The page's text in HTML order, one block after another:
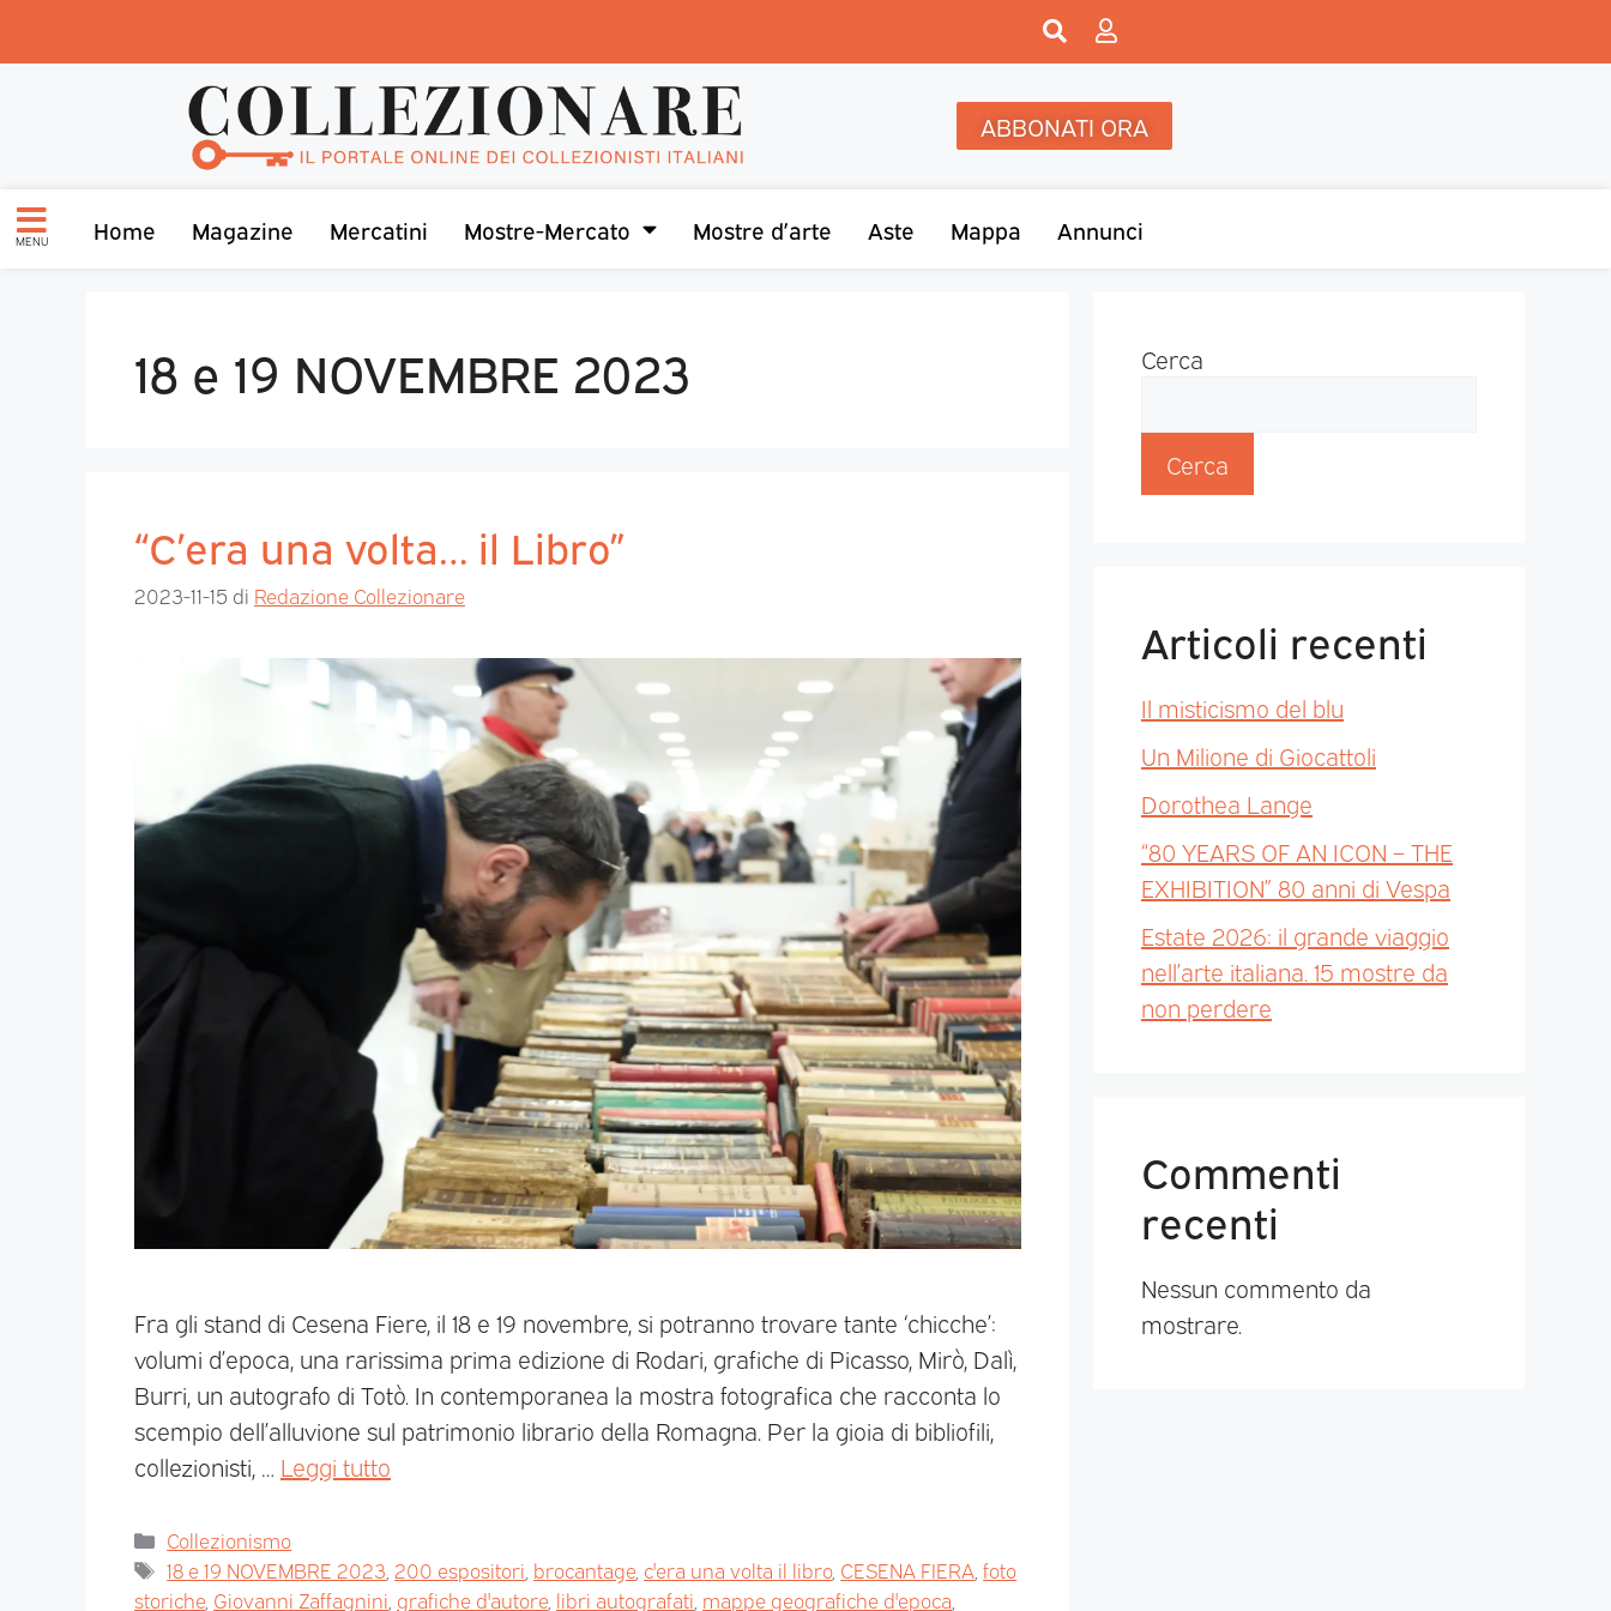
ABBONATI ORA
MENU Home Magazine Mercatini Mostre-Mercato Mostre d’arte Aste Mappa Annunci
18 e 19 NOVEMBRE 2023
“C’era una volta… il Libro”
2023-11-15 di Redazione Collezionare
Fra gli stand di Cesena Fiere, il 18 e 19 novembre, si potranno trovare tante ‘chicche’:
volumi d’epoca, una rarissima prima edizione di Rodari, grafiche di Picasso, Mirò, Dalì,
Burri, un autografo di Totò. In contemporanea la mostra fotografica che racconta lo
scempio dell’alluvione sul patrimonio librario della Romagna. Per la gioia di bibliofili,
collezionisti, … Leggi tutto
Collezionismo
18 e 19 NOVEMBRE 2023 200 espositori brocantage, c'era una volta il libro, CESENA FIERA ,foto
storiche, Giovanni Zaffagnini grafiche d'autore, libri autografati mappe geografiche d'epoca
Cerca
Cerca
Articoli recenti
Il misticismo del blu
Un Milione di Giocattoli
Dorothea Lange
“80 YEARS OF AN ICON – THE
EXHIBITION” 80 anni di Vespa
Estate 2026: il grande viaggio
nell’arte italiana. 15 mostre da
non perdere
Commenti
recenti
Nessun commento da
mostrare.